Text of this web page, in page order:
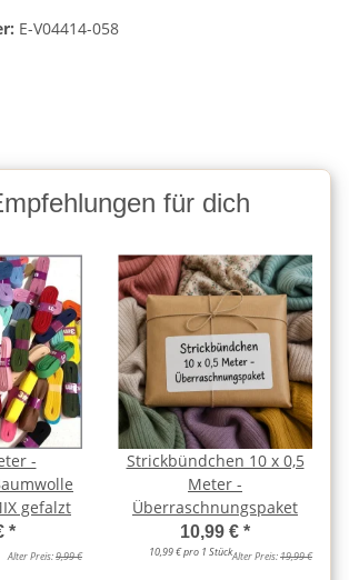
E-V04414-058
für dich
-
gefalzt
*
Alter Preis:9,99 €
Strickbündchen 10 x 0,5
Meter -
Überraschnungspaket
10,99 € *
10,99 € pro 1 StückAlter Preis:19,99 €